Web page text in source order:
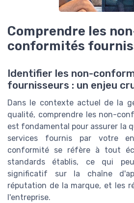
Comprendre les
conformités
Identifier les non-
fournisseurs : un enjeu
Dans le contexte actuel de la
qualité, comprendre les non-
est fondamental pour assurer la
services fournis par votre
conformité se réfère à tout
standards établis, ce qui
significatif sur la chaîne
réputation de la marque, et les
l'entreprise.